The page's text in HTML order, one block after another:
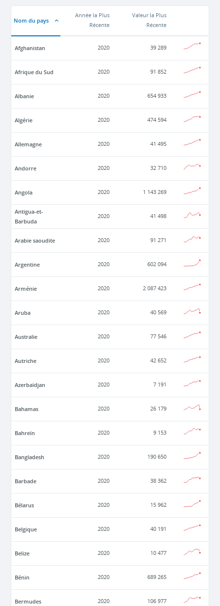
Nom du pays
Année la Plus
Récente
Valeur la Plus
Récente
Afghanistan 2020 39 289
Afrique du Sud 2020 91 852
Albanie 2020 654 933
Algérie 2020 474 594
Allemagne 2020 41 495
Andorre 2020 32 710
Angola 2020 1 143 269
Antigua-et-
Barbuda
2020 41 498
Arabie saoudite 2020 91 271
Argentine 2020 602 094
Arménie 2020 2 087 423
Aruba 2020 40 569
Australie 2020 77 546
Autriche 2020 42 652
Azerbaïdjan 2020 7 191
Bahamas 2020 26 179
Bahreïn 2020 9 153
Bangladesh 2020 190 650
Barbade 2020 38 362
Bélarus 2020 15 962
Belgique 2020 40 191
Belize 2020 10 477
Bénin 2020 689 265
Bermudes 2020 106 977